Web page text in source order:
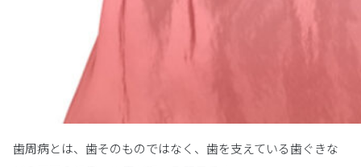
歯周病とは、歯そのものではなく、歯を支えている歯ぐきな